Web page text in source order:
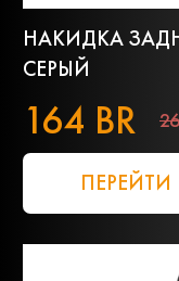
НАКИДКА
СЕРЫЙ
164 BR
ПЕРЕЙТИ